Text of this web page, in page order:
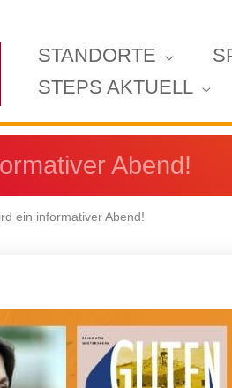
STANDORTE
STEPS AKTUELL
Abend!
ein informativer Abend!